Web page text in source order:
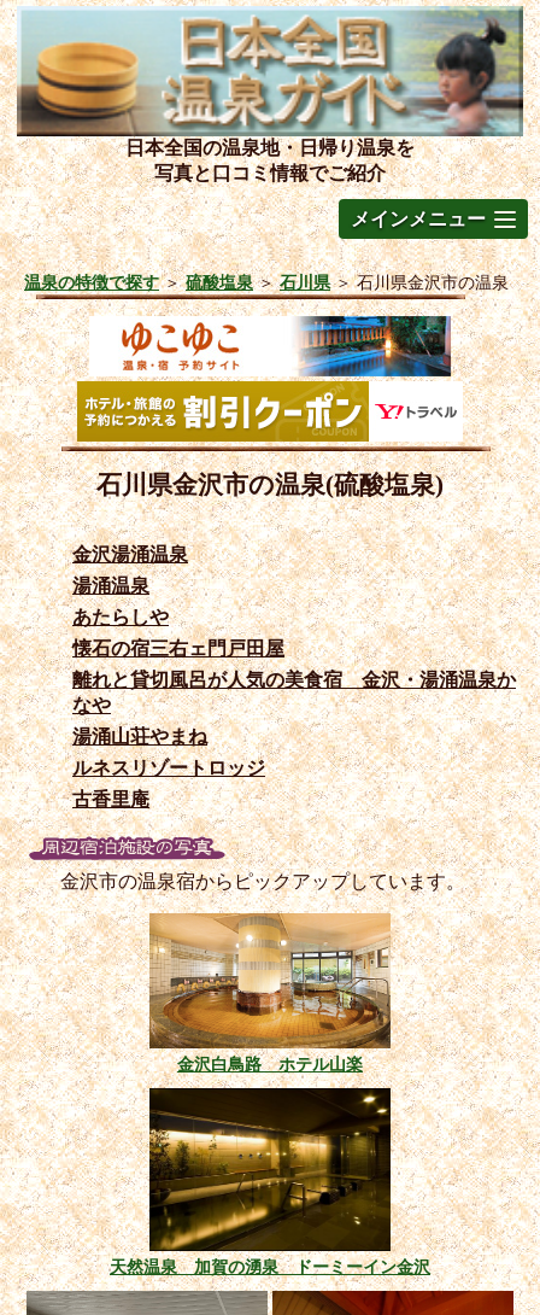
日本全国の温泉地・日帰り温泉を
写真と口コミ情報でご紹介
メインメニュー
温泉の特徴で探す＞硫酸塩泉＞石川県＞石川県金沢市の温泉
石川県金沢市の温泉(硫酸塩泉)
金沢湯涌温泉
湯涌温泉
あたらしや
懐石の宿三右ェ門戸田屋
離れと貸切風呂が人気の美食宿 金沢・湯涌温泉か
なや
湯涌山荘やまね
ルネスリゾートロッジ
古香里庵
金沢市の温泉宿からピックアップしています。
金沢白鳥路 ホテル山楽
天然温泉 加賀の湧泉 ドーミーイン金沢